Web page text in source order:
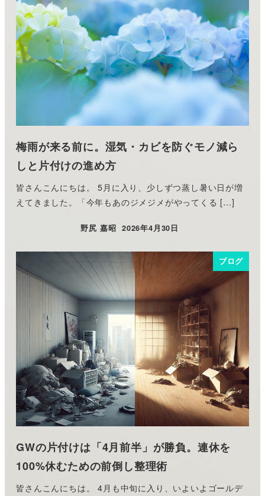
梅雨が来る前に。湿気・カビを防ぐモノ減ら
しと片付けの進め方
皆さんこんにちは。 5月に入り、少しずつ蒸し暑い日が増
えてきました。「今年もあのジメジメがやってくる […]
野尻 嘉昭
投稿日
2026年4月30日
ブログ
GWの片付けは「4月前半」が勝負。連休を
100%休むための前倒し整理術
皆さんこんにちは。 4月も中旬に入り、いよいよゴールデ